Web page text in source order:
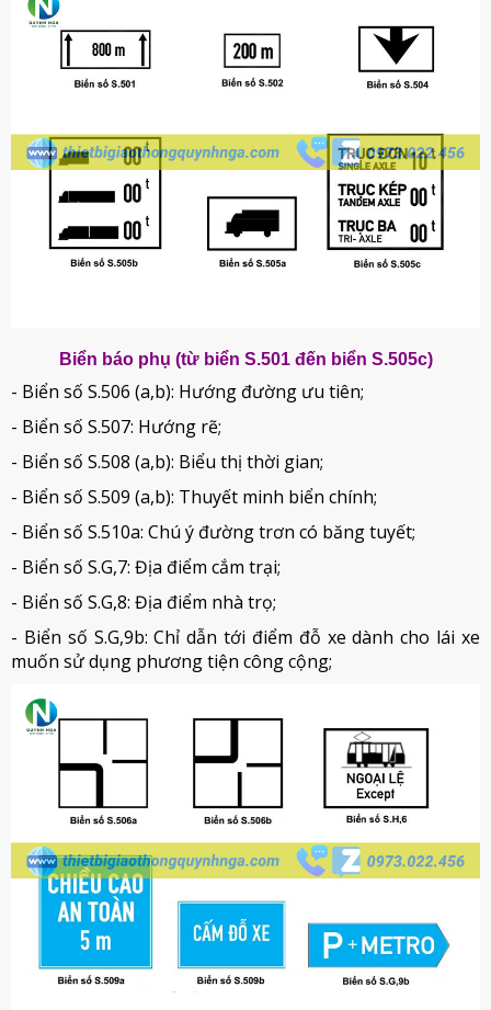
Biển báo phụ (từ biển S.501 đến biển S.505c)
- Biển số S.506 (a,b): Hướng đường ưu tiên;
- Biển số S.507: Hướng rẽ;
- Biển số S.508 (a,b): Biểu thị thời gian;
- Biển số S.509 (a,b): Thuyết minh biển chính;
- Biển số S.510a: Chú ý đường trơn có băng tuyết;
- Biển số S.G,7: Địa điểm cắm trại;
- Biển số S.G,8: Địa điểm nhà trọ;
- Biển số S.G,9b: Chỉ dẫn tới điểm đỗ xe dành cho lái xe
muốn sử dụng phương tiện công cộng;